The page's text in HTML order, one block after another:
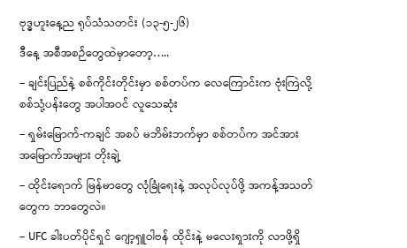
ဗုဒ္ဓဟူးနေ့ည ရုပ်သံသတင်း (၁၃-၅-၂၆)
ဒီနေ့ အစီအစဉ်တွေထဲမှာတော့…..
– ချင်းပြည်နဲ့ စစ်ကိုင်းတိုင်းမှာ စစ်တပ်က လေကြောင်းက ဗုံးကြဲလို့
စစ်သုံ့ပန်းတွေ အပါအဝင် လူသေဆုံး
– ရှမ်းမြောက်-ကချင် အစပ် မဘိမ်းဘက်မှာ စစ်တပ်က အင်အား
အမြောက်အများ တိုးချဲ့
– ထိုင်းရောက် မြန်မာတွေ လုံခြုံရေးနဲ့ အလုပ်လုပ်ဖို့ အကန့်အသတ်
တွေက ဘာတွေလဲ။
– UFC ခါးပတ်ပိုင်ရှင် ဂျော့ရှူဝါဗန် ထိုင်းနဲ့ မလေးရှားကို လာဖို့ရှိ